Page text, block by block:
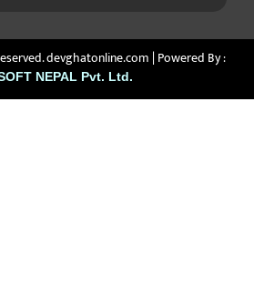
devghatonline.com | Powered By :
NEPAL Pvt. Ltd.